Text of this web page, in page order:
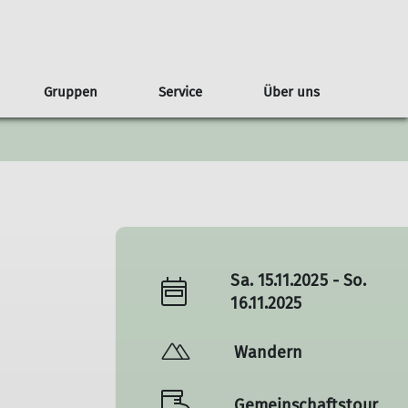
Tourenberichte
Kontakt & Anfahrt
Gruppen
Jugendgruppen
Service
Kontakt
Über uns
Geschichte Satzung
Sa. 15.11.2025 - So.
16.11.2025
Wandern